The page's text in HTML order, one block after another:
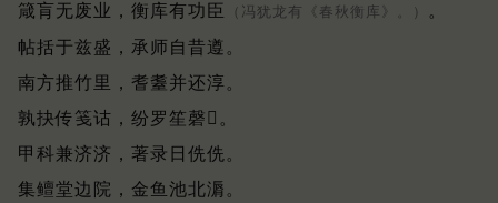
箴肓无废业，衡库有功臣
（冯犹龙有《春秋衡库》。）
。
帖括于兹盛，承师自昔遵。
南方推竹里，耆耋并还淳。
孰抉传笺诂，纷罗笙磬𪛊。
甲科兼济济，著录日侁侁。
集鳣堂边院，金鱼池北漘。